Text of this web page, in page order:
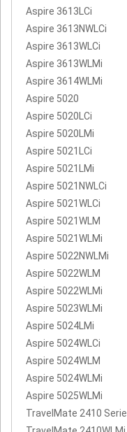
Aspire 3613LCi
Aspire 3613NWLCi
Aspire 3613WLCi
Aspire 3613WLMi
Aspire 3614WLMi
Aspire 5020
Aspire 5020LCi
Aspire 5020LMi
Aspire 5021LCi
Aspire 5021LMi
Aspire 5021NWLCi
Aspire 5021WLCi
Aspire 5021WLM
Aspire 5021WLMi
Aspire 5022NWLMi
Aspire 5022WLM
Aspire 5022WLMi
Aspire 5023WLMi
Aspire 5024LMi
Aspire 5024WLCi
Aspire 5024WLM
Aspire 5024WLMi
Aspire 5025WLMi
TravelMate 2410 Serie